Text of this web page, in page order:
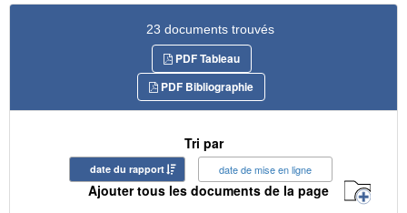
23 documents trouvés
PDF Tableau
PDF Bibliographie
Tri par
date du rapport date de mise en ligne
Ajouter tous les documents de la page